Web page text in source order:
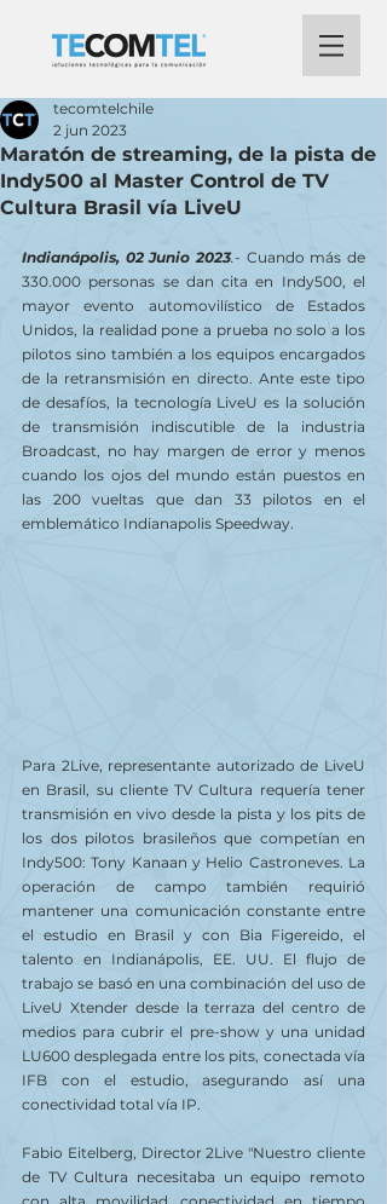
Maratón de streaming, de la pista de
Indy500 al Master Control de TV
Cultura Brasil vía LiveU
tecomtelchile
2 jun 2023
Indianápolis, 02 Junio 2023.- Cuando más de
330.000 personas se dan cita en Indy500, el
mayor evento automovilístico de Estados
Unidos, la realidad pone a prueba no solo a los
pilotos sino también a los equipos encargados
de la retransmisión en directo. Ante este tipo
de desafíos, la tecnología LiveU es la solución
de transmisión indiscutible de la industria
Broadcast, no hay margen de error y menos
cuando los ojos del mundo están puestos en
las 200 vueltas que dan 33 pilotos en el
emblemático Indianapolis Speedway.
Para 2Live, representante autorizado de LiveU
en Brasil, su cliente TV Cultura requería tener
transmisión en vivo desde la pista y los pits de
los dos pilotos brasileños que competían en
Indy500: Tony Kanaan y Helio Castroneves. La
operación de campo también requirió
mantener una comunicación constante entre
el estudio en Brasil y con Bia Figereido, el
talento en Indianápolis, EE. UU. El flujo de
trabajo se basó en una combinación del uso de
LiveU Xtender desde la terraza del centro de
medios para cubrir el pre-show y una unidad
LU600 desplegada entre los pits, conectada vía
IFB con el estudio, asegurando así una
conectividad total vía IP.
Fabio Eitelberg, Director 2Live "Nuestro cliente
de TV Cultura necesitaba un equipo remoto